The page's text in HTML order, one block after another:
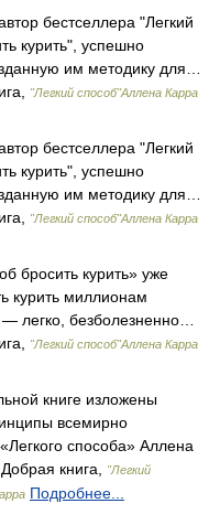
бестселлера "Легкий
курить", успешно
им методику для…
"Легкий способ"Аллена Карра
бестселлера "Легкий
курить", успешно
им методику для…
"Легкий способ"Аллена Карра
бросить курить» уже
курить миллионам
легко, безболезненно…
"Легкий способ"Аллена Карра
книге изложены
всемирно
способа» Аллена
книга,
"Легкий
Подробнее...